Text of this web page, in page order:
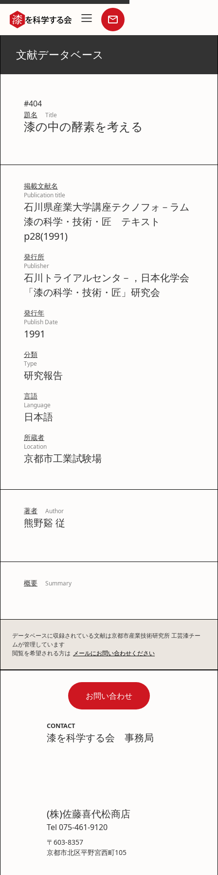
文献データベース
#404
題名 Title
漆の中の酵素を考える
掲載文献名
Publication title
石川県産業大学講座テクノフォ－ラム
漆の科学・技術・匠 テキスト
p28(1991)
発行所
Publisher
石川トライアルセンタ－，日本化学会
「漆の科学・技術・匠」研究会
発行年
Publish Date
1991
分類
Type
研究報告
言語
Language
日本語
所蔵者
Location
京都市工業試験場
著者 Author
熊野谿 従
概要 Summary
データベースに収録されている文献は京都市産業技術研究所 工芸漆チー
ムが管理しています
閲覧を希望される方は メールにお問い合わせください
お問い合わせ
CONTACT
漆を科学する会 事務局
(株)佐藤喜代松商店
Tel 075-461-9120
〒603-8357
京都市北区平野宮西町105